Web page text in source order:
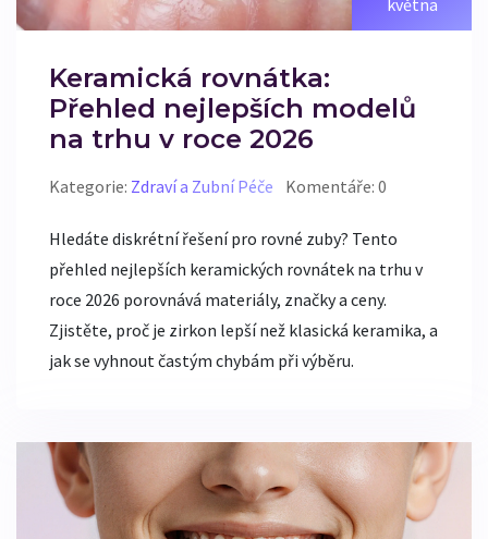
května
Keramická rovnátka:
Přehled nejlepších modelů
na trhu v roce 2026
Kategorie: Zdraví a Zubní Péče Komentáře: 0
Hledáte diskrétní řešení pro rovné zuby? Tento
přehled nejlepších keramických rovnátek na trhu v
roce 2026 porovnává materiály, značky a ceny.
Zjistěte, proč je zirkon lepší než klasická keramika, a
jak se vyhnout častým chybám při výběru.